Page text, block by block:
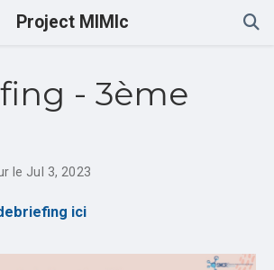
Project MIMIc
- 3ème
le Jul 3, 2023
ici